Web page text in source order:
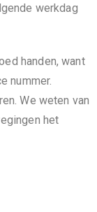
werkdag
handen, want
nummer.
We weten van
het